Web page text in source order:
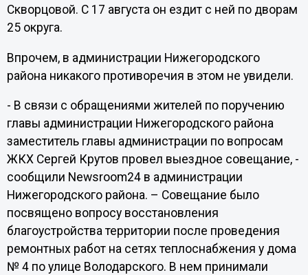
Скворцовой. С 17 августа он ездит с ней по дворам
25 округа.
Впрочем, в администрации Нижегородского
района никакого противоречия в этом не увидели.
- В связи с обращениями жителей по поручению
главы администрации Нижегородского района
заместитель главы администрации по вопросам
ЖКХ Сергей Крутов провел выездное совещание, -
сообщили Newsroom24 в администрации
Нижегородского района. – Совещание было
посвящено вопросу восстановления
благоустройства территории после проведения
ремонтных работ на сетях теплоснабжения у дома
№ 4 по улице Володарского. В нем принимали